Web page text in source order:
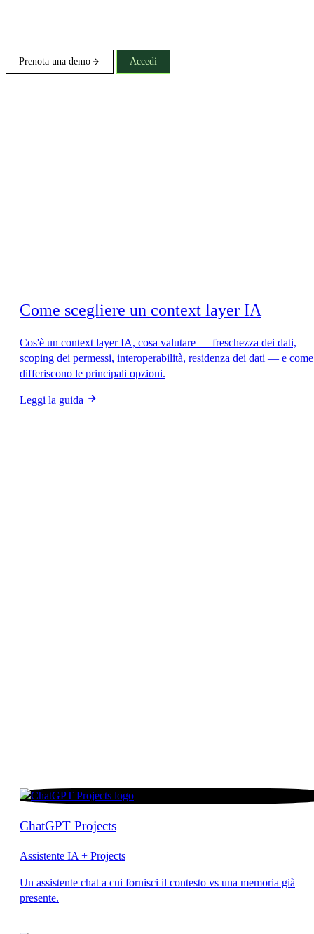
Prenota una demo Accedi
Come scegliere un context layer IA
Cos'è un context layer IA, cosa valutare — freschezza dei dati,
scoping dei permessi, interoperabilità, residenza dei dati — e come
differiscono le principali opzioni.
ChatGPT Projects
Assistente IA + Projects